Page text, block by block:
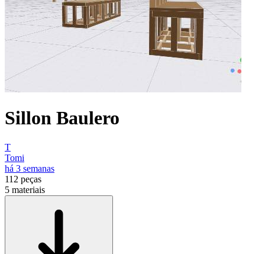
Sillon Baulero
T
Tomi
há 3 semanas
112 peças
5 materiais